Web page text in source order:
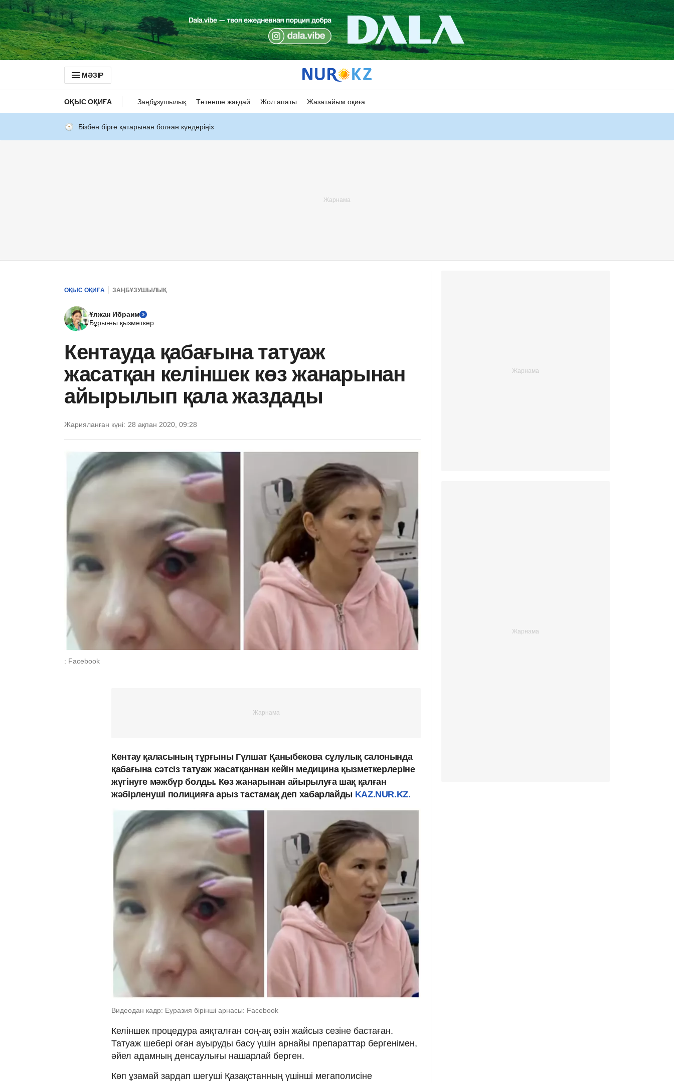
МӘЗІР
ОҚЫС ОҚИҒА Заңбұзушылық Төтенше жағдай Жол апаты Жазатайым оқиға
Бізбен бірге қатарынан болған күндеріңіз
ОҚЫС ОҚИҒА ЗАҢБҰЗУШЫЛЫҚ
Ұлжан Ибраим
Бұрынғы қызметкер
Кентауда қабағына татуаж
жасатқан келіншек көз жанарынан
айырылып қала жаздады
Жарияланған күні: 28 ақпан 2020, 09:28
: Facebook
Кентау қаласының тұрғыны Гүлшат Қаныбекова сұлулық салонында
қабағына сәтсіз татуаж жасатқаннан кейін медицина қызметкерлеріне
жүгінуге мәжбүр болды. Көз жанарынан айырылуға шақ қалған
жәбірленуші полицияға арыз тастамақ деп хабарлайды KAZ.NUR.KZ.
Видеодан кадр: Еуразия бірінші арнасы: Facebook
Келіншек процедура аяқталған соң-ақ өзін жайсыз сезіне бастаған.
Татуаж шебері оған ауыруды басу үшін арнайы препараттар бергенімен,
әйел адамның денсаулығы нашарлай берген.
Көп ұзамай зардап шегуші Қазақстанның үшінші мегаполисіне